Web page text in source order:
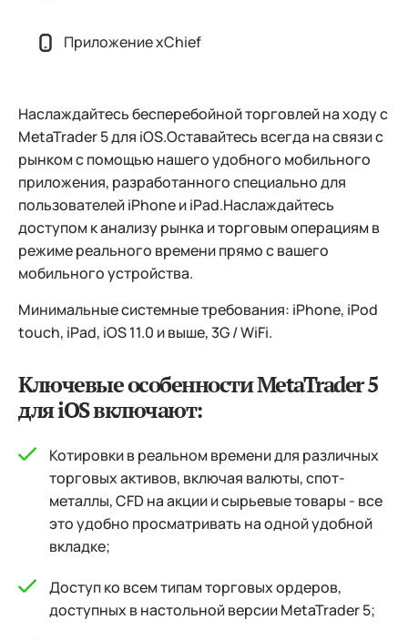
Приложение xChief
Наслаждайтесь бесперебойной торговлей на ходу с
MetaTrader 5 для iOS.Оставайтесь всегда на связи с
рынком с помощью нашего удобного мобильного
приложения, разработанного специально для
пользователей iPhone и iPad.Наслаждайтесь
доступом к анализу рынка и торговым операциям в
режиме реального времени прямо с вашего
мобильного устройства.
Минимальные системные требования: iPhone, iPod
touch, iPad, iOS 11.0 и выше, 3G / WiFi.
Ключевые особенности MetaTrader 5
для iOS включают:
Котировки в реальном времени для различных
торговых активов, включая валюты, спот-
металлы, CFD на акции и сырьевые товары - все
это удобно просматривать на одной удобной
вкладке;
Доступ ко всем типам торговых ордеров,
доступных в настольной версии MetaTrader 5;